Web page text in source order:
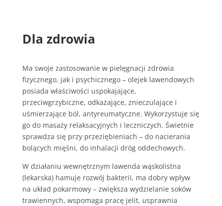
Dla zdrowia
Ma swoje zastosowanie w pielęgnacji zdrowia
fizycznego, jak i psychicznego – olejek lawendowych
posiada właściwości uspokajające,
przeciwgrzybiczne, odkażające, znieczulające i
uśmierzające ból, antyreumatyczne. Wykorzystuje się
go do masaży relaksacyjnych i leczniczych. Świetnie
sprawdza się przy przeziębieniach – do nacierania
bolących mięśni, do inhalacji dróg oddechowych.
W działaniu wewnętrznym lawenda wąskolistna
(lekarska) hamuje rozwój bakterii, ma dobry wpływ
na układ pokarmowy – zwiększa wydzielanie soków
trawiennych, wspomaga pracę jelit, usprawnia